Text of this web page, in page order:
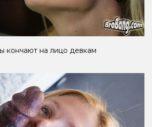
кончают на лицо девкам